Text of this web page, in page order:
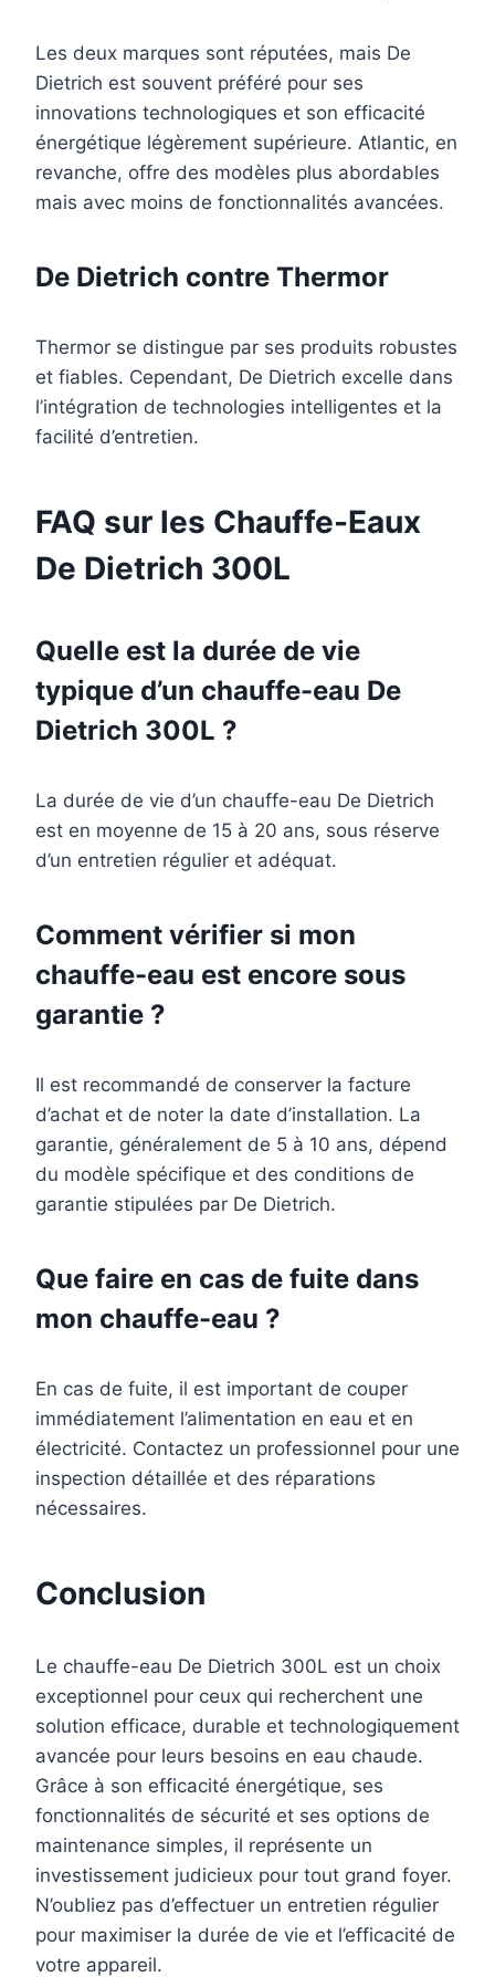
Les deux marques sont réputées, mais De
Dietrich est souvent préféré pour ses
innovations technologiques et son efficacité
énergétique légèrement supérieure. Atlantic, en
revanche, offre des modèles plus abordables
mais avec moins de fonctionnalités avancées.
De Dietrich contre Thermor
Thermor se distingue par ses produits robustes
et fiables. Cependant, De Dietrich excelle dans
l’intégration de technologies intelligentes et la
facilité d’entretien.
FAQ sur les Chauffe-Eaux
De Dietrich 300L
Quelle est la durée de vie
typique d’un chauffe-eau De
Dietrich 300L ?
La durée de vie d’un chauffe-eau De Dietrich
est en moyenne de 15 à 20 ans, sous réserve
d’un entretien régulier et adéquat.
Comment vérifier si mon
chauffe-eau est encore sous
garantie ?
Il est recommandé de conserver la facture
d’achat et de noter la date d’installation. La
garantie, généralement de 5 à 10 ans, dépend
du modèle spécifique et des conditions de
garantie stipulées par De Dietrich.
Que faire en cas de fuite dans
mon chauffe-eau ?
En cas de fuite, il est important de couper
immédiatement l’alimentation en eau et en
électricité. Contactez un professionnel pour une
inspection détaillée et des réparations
nécessaires.
Conclusion
Le chauffe-eau De Dietrich 300L est un choix
exceptionnel pour ceux qui recherchent une
solution efficace, durable et technologiquement
avancée pour leurs besoins en eau chaude.
Grâce à son efficacité énergétique, ses
fonctionnalités de sécurité et ses options de
maintenance simples, il représente un
investissement judicieux pour tout grand foyer.
N’oubliez pas d’effectuer un entretien régulier
pour maximiser la durée de vie et l’efficacité de
votre appareil.